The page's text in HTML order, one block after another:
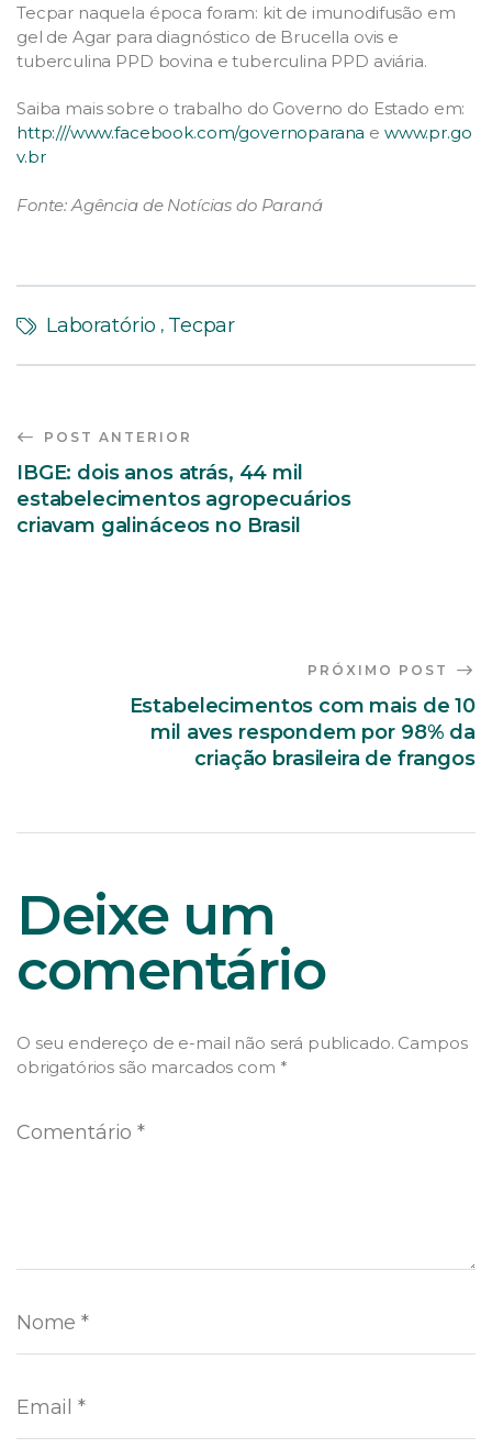
Tecpar naquela época foram: kit de imunodifusão em
gel de Agar para diagnóstico de Brucella ovis e
tuberculina PPD bovina e tuberculina PPD aviária.
Saiba mais sobre o trabalho do Governo do Estado em:
http:///www.facebook.com/governoparana e www.pr.go
v.br
Fonte: Agência de Notícias do Paraná
Laboratório , Tecpar
POST ANTERIOR
IBGE: dois anos atrás, 44 mil
estabelecimentos agropecuários
criavam galináceos no Brasil
PRÓXIMO POST
Estabelecimentos com mais de 10
mil aves respondem por 98% da
criação brasileira de frangos
Deixe um
comentário
O seu endereço de e-mail não será publicado. Campos
obrigatórios são marcados com *